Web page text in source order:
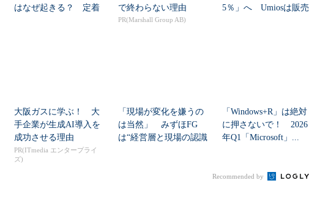
はなぜ起きる？ 定着
で終わらない理由
PR(Marshall Group AB)
5％」へ Umiosは販売
大阪ガスに学ぶ！ 大
手企業が生成AI導入を
成功させる理由
PR(ITmedia エンタープライ
ズ)
「現場が変化を嫌うの
は当然」 みずほFG
は“経営層と現場の認識
「Windows+R」は絶対
に押さないで！ 2026
年Q1「Microsoft」...
Recommended by